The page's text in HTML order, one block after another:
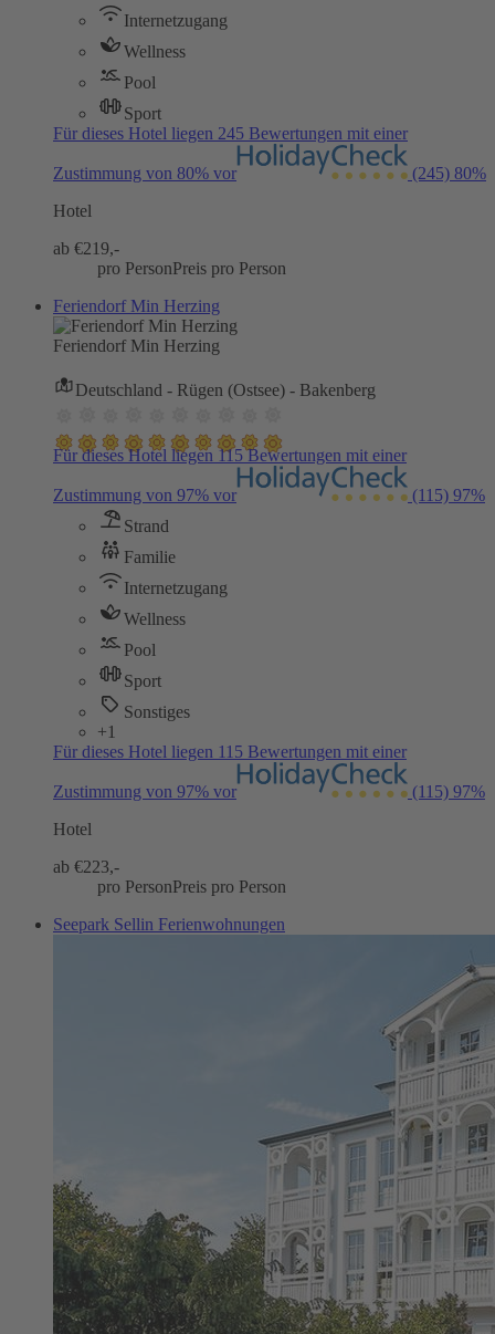
Internetzugang
Wellness
Pool
Sport
Für dieses Hotel liegen 245 Bewertungen mit einer
Zustimmung von 80% vor (245) 80%
Hotel
ab €219,-
pro PersonPreis pro Person
Feriendorf Min Herzing
Feriendorf Min Herzing
Deutschland - Rügen (Ostsee) - Bakenberg
Für dieses Hotel liegen 115 Bewertungen mit einer
Zustimmung von 97% vor (115) 97%
Strand
Familie
Internetzugang
Wellness
Pool
Sport
Sonstiges
+1
Für dieses Hotel liegen 115 Bewertungen mit einer
Zustimmung von 97% vor (115) 97%
Hotel
ab €223,-
pro PersonPreis pro Person
Seepark Sellin Ferienwohnungen